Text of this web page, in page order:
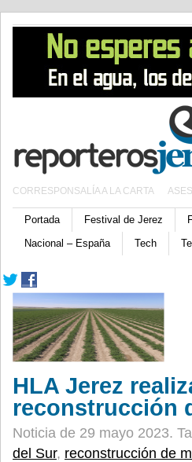
CORRESPONSALÍA A LA CARTA
Portada Festival de Jerez
Nacional – España
Tech
HLA Jerez
reconstrucción
Noticia de 29 mayo 2023.
del Sur, reconstrucción de